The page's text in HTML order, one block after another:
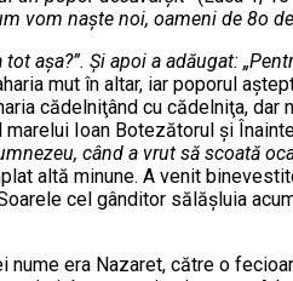
vom naşte noi, oameni de 8o
aşa?”. Şi apoi a adăugat:
mut în altar, iar poporul
cădelniţând cu cădelniţa, dar
Ioan Botezătorul şi
când a vrut să scoată
altă minune. A venit
cel gânditor sălăşluia
era Nazaret, către o